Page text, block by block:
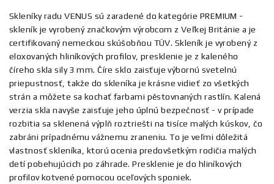
Skleníky radu VENUS sú zaradené do kategórie PREMIUM -
skleník je vyrobený značkovým výrobcom z Veľkej Británie a je
certifikovaný nemeckou skúšobňou TÜV. Skleník je vyrobený z
eloxovaných hliníkových profilov, presklenie je z kaleného
číreho skla sily 3 mm. Číre sklo zaisťuje výbornú svetelnú
priepustnosť, takže do skleníka je krásne vidieť zo všetkých
strán a môžete sa kochať farbami pěstovnaných rastlín. Kalená
verzia skla navyše zaisťuje jeho úplnú bezpečnosť - v prípade
rozbitia sa sklenená výplň roztriešti na tisíce malých kúskov, čo
zabráni prípadnému vážnemu zraneniu. To je veľmi dôležitá
vlastnosť skleníka, ktorú ocenia predovšetkým rodičia malých
detí pobehujúcich po záhrade. Presklenie je do hliníkových
profilov kotvené pomocou oceľových sponiek.